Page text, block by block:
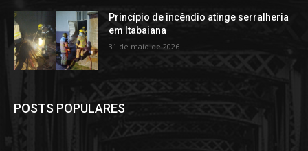
Princípio de incêndio atinge serralheria
em Itabaiana
31 de maio de 2026
POSTS POPULARES